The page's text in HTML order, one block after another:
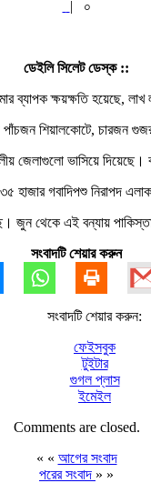
| ০
ডেইলি সিলেট ডেস্ক ::
ব্যাপক ক্ষয়ক্ষতি হয়েছে,
শিয়ালকোটে, চারজন
জেলাগুলো ভাসিয়ে
হাজার গবাদিপশু নিরাপদ
জুন থেকে এই বন্যায়
সংবাদটি শেয়ার করুন
সংবাদটি শেয়ার করুন:
ফেইসবুক
টুইটার
গুগল প্লাস
ইমেইল
Comments are closed.
« « আগের সংবাদ
পরের সংবাদ » »